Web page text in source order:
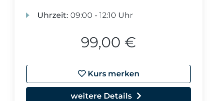
Uhrzeit: 09:00 - 12:10 Uhr
99,00 €
Kurs merken
weitere Details